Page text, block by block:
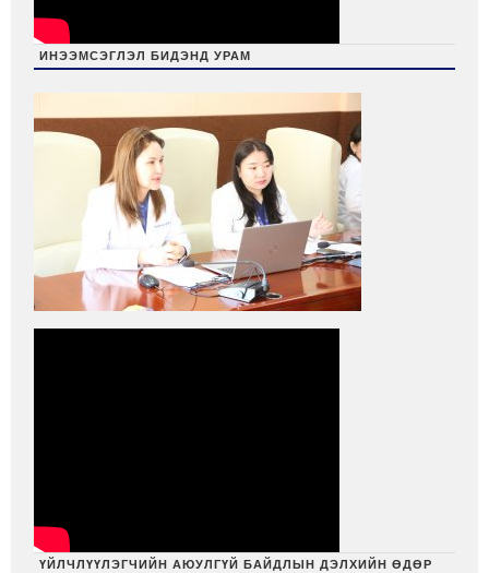
ИНЭЭМСЭГЛЭЛ БИДЭНД УРАМ
ҮЙЛЧЛҮҮЛЭГЧИЙН АЮУЛГҮЙ БАЙДЛЫН ДЭЛХИЙН ӨДӨР